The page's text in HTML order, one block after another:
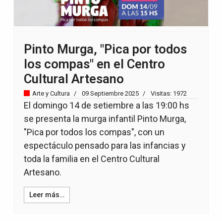
Pinto Murga, "Pica por todos
los compas" en el Centro
Cultural Artesano
Arte y Cultura 09 Septiembre 2025 Visitas: 1972
El domingo 14 de setiembre a las 19:00 hs
se presenta la murga infantil Pinto Murga,
"Pica por todos los compas", con un
espectáculo pensado para las infancias y
toda la familia en el Centro Cultural
Artesano.
Leer más…